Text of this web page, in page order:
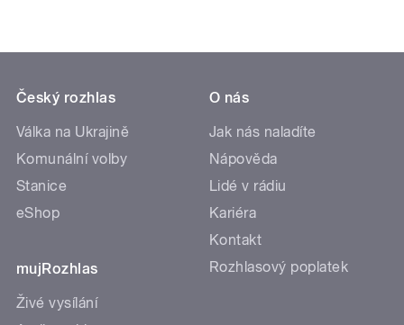
Český rozhlas
Válka na Ukrajině
Komunální volby
Stanice
eShop
mujRozhlas
Živé vysílání
O nás
Jak nás naladíte
Nápověda
Lidé v rádiu
Kariéra
Kontakt
Rozhlasový poplatek